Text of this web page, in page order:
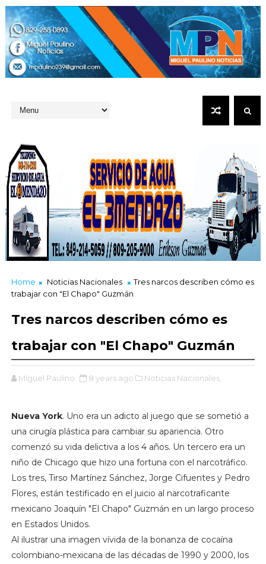
Home Noticias Nacionales
Tres narcos describen cómo es
trabajar con "El Chapo" Guzmán
Tres narcos describen cómo es
trabajar con "El Chapo" Guzmán
Miguel Paulino 8 years ago Noticias Nacionales,
Nueva York. Uno era un adicto al juego que se sometió a
una cirugía plástica para cambiar su apariencia. Otro
comenzó su vida delictiva a los 4 años. Un tercero era un
niño de Chicago que hizo una fortuna con el narcotráfico.
Los tres, Tirso Martínez Sánchez, Jorge Cifuentes y Pedro
Flores, están testificado en el juicio al narcotraficante
mexicano Joaquín "El Chapo" Guzmán en un largo proceso
en Estados Unidos.
Al ilustrar una imagen vívida de la bonanza de cocaína
colombiano-mexicana de las décadas de 1990 y 2000, los